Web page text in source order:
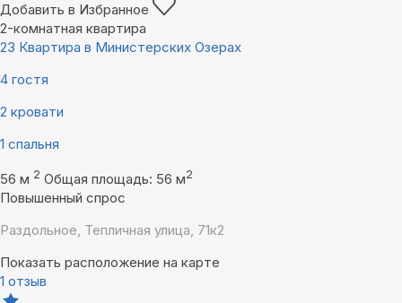
Добавить в Избранное
2-комнатная квартира
23 Квартира в Министерских Озерах
4 гостя
2 кровати
1 спальня
56 м 2 Общая площадь: 56 м2
Повышенный спрос
Раздольное, Тепличная улица, 71к2
Показать расположение на карте
1 отзыв